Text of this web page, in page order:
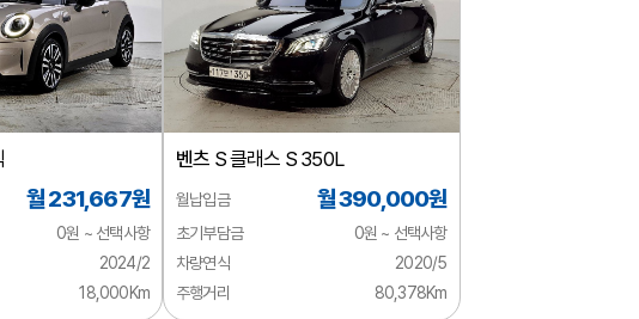
월 231,667원
0원 ~ 선택사항
2024/2
18,000Km
벤츠 S 클래스 S 350L
월납입금 월 390,000원
초기부담금
0원 ~ 선택사항
차량연식
2020/5
주행거리
80,378Km